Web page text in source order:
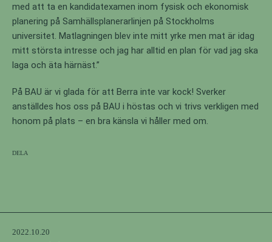
med att ta en kandidatexamen inom fysisk och ekonomisk
planering på Samhällsplanerarlinjen på Stockholms
universitet. Matlagningen blev inte mitt yrke men mat är idag
mitt största intresse och jag har alltid en plan för vad jag ska
laga och äta härnäst.”
På BAU är vi glada för att Berra inte var kock! Sverker
anställdes hos oss på BAU i höstas och vi trivs verkligen med
honom på plats – en bra känsla vi håller med om.
2022.10.20